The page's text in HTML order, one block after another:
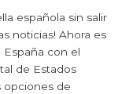
española sin salir
noticias! Ahora es
España con el
de Estados
opciones de